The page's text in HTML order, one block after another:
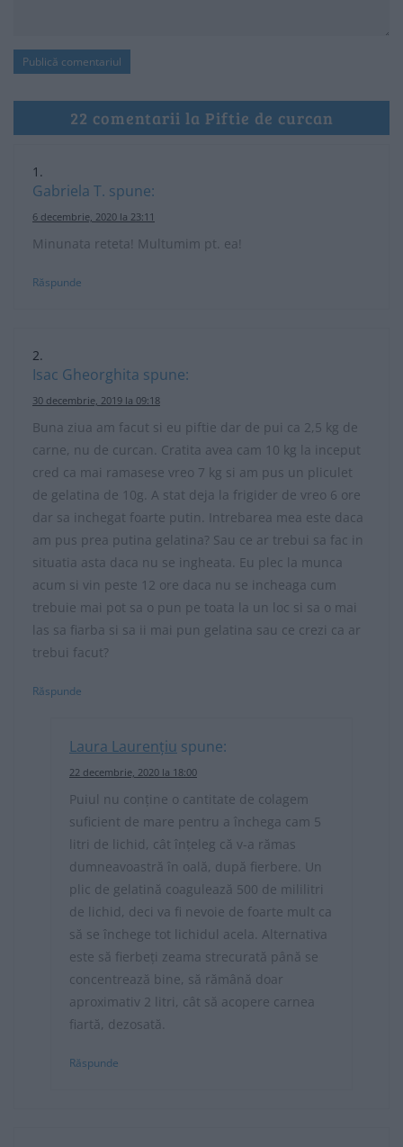
22 comentarii la Piftie de curcan
Gabriela T. spune:
6 decembrie, 2020 la 23:11
Minunata reteta! Multumim pt. ea!
Răspunde
Isac Gheorghita spune:
30 decembrie, 2019 la 09:18
Buna ziua am facut si eu piftie dar de pui ca 2,5 kg de
carne, nu de curcan. Cratita avea cam 10 kg la inceput
cred ca mai ramasese vreo 7 kg si am pus un pliculet
de gelatina de 10g. A stat deja la frigider de vreo 6 ore
dar sa inchegat foarte putin. Intrebarea mea este daca
am pus prea putina gelatina? Sau ce ar trebui sa fac in
situatia asta daca nu se ingheata. Eu plec la munca
acum si vin peste 12 ore daca nu se incheaga cum
trebuie mai pot sa o pun pe toata la un loc si sa o mai
las sa fiarba si sa ii mai pun gelatina sau ce crezi ca ar
trebui facut?
Răspunde
Laura Laurențiu spune:
22 decembrie, 2020 la 18:00
Puiul nu conține o cantitate de colagem
suficient de mare pentru a închega cam 5
litri de lichid, cât înțeleg că v-a rămas
dumneavoastră în oală, după fierbere. Un
plic de gelatină coagulează 500 de mililitri
de lichid, deci va fi nevoie de foarte mult ca
să se închege tot lichidul acela. Alternativa
este să fierbeți zeama strecurată până se
concentrează bine, să rămână doar
aproximativ 2 litri, cât să acopere carnea
fiartă, dezosată.
Răspunde